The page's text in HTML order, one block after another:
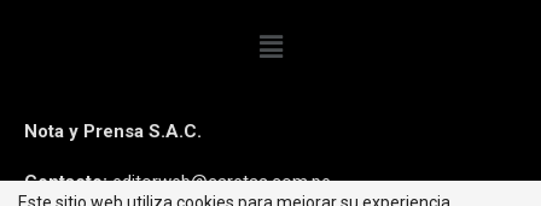
Nota y Prensa S.A.C.
Contacto:editorweb@caretas.com.pe